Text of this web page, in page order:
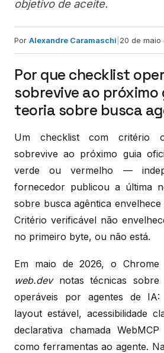
objetivo de aceite.
Por Alexandre Caramaschi 20 de maio
Por que checklist
sobrevive ao próximo
teoria sobre busca
Um checklist com critério
sobrevive ao próximo guia
verde ou vermelho —
fornecedor publicou a última
sobre busca agêntica
Critério verificável não
no primeiro byte, ou não está.
Em maio de 2026, o
web.devnotas técnicas sobre
operáveis por agentes de IA:
layout estável, acessibilidade
declarativa chamada
como ferramentas ao agente.